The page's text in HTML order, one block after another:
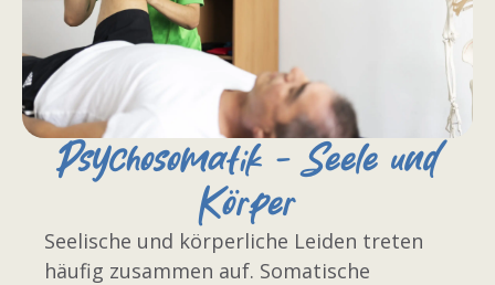
Psychosomatik - Seele und
Körper
Seelische und körperliche Leiden treten
häufig zusammen auf. Somatische